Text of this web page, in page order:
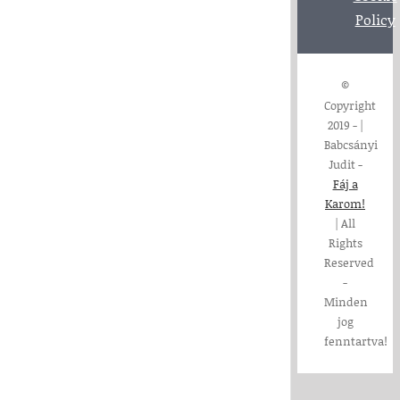
Policy
©
Copyright
2019 - |
Babcsányi
Judit -
Fáj a
Karom!
| All
Rights
Reserved
-
Minden
jog
fenntartva!